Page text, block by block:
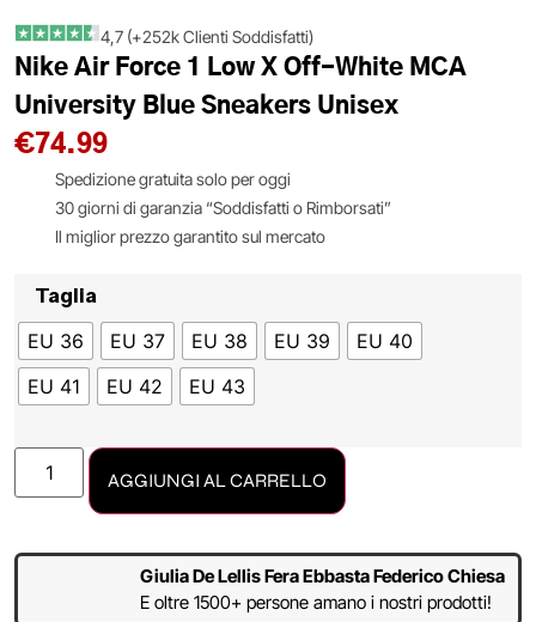
4,7 (+252k Clienti Soddisfatti)
Nike Air Force 1 Low X Off-White MCA
University Blue Sneakers Unisex
€74.99
Spedizione gratuita solo per oggi
30 giorni di garanzia “Soddisfatti o Rimborsati”
Il miglior prezzo garantito sul mercato
Taglia
EU 36
EU 37 EU 38 EU 39
EU 40
EU 41
EU 42 EU 43
AGGIUNGI AL CARRELLO
Giulia De Lellis Fera Ebbasta Federico Chiesa
E oltre 1500+ persone amano i nostri prodotti!